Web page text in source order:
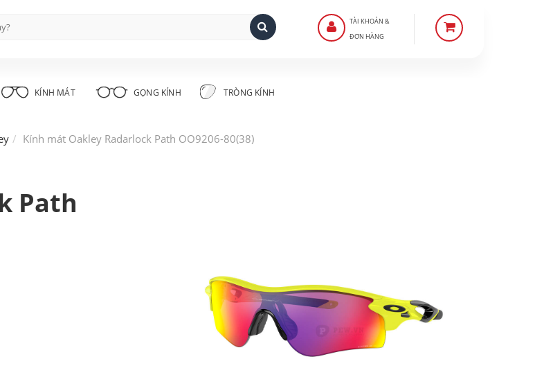
TÀI KHOẢN &
ĐƠN HÀNG
KÍNH MÁT GỌNG KÍNH TRÒNG KÍNH
Kính mát Oakley Radarlock Path OO9206-80(38)
Path